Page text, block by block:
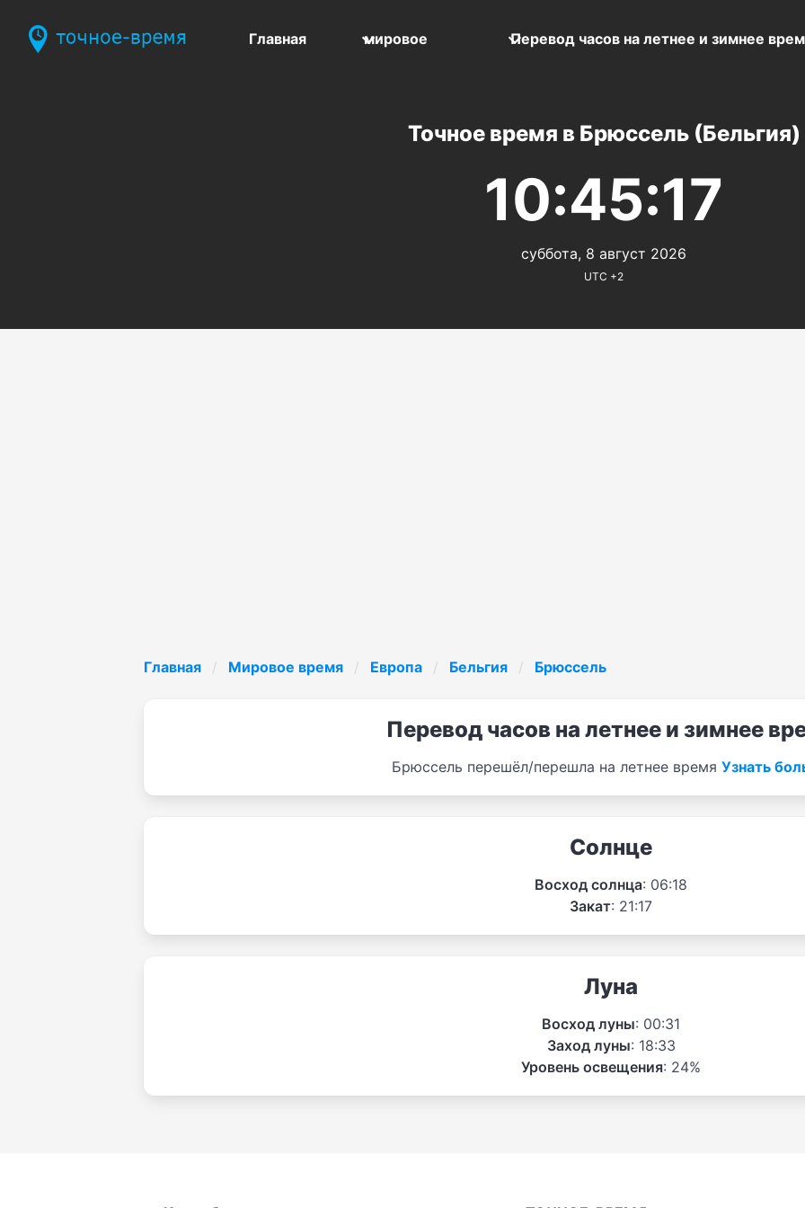
Главная мировое Перевод часов на летнее и зимнее
Точное время в Брюссель (Бельгия)
10:45:17
суббота, 8 август 2026
UTC +2
Главная Мировое время Европа Бельгия Брюссель
Перевод часов на летнее и зимнее
Брюссель перешёл/перешла на летнее время Узнать
Солнце
Восход солнца: 06:18
Закат: 21:17
Луна
Восход луны: 00:31
Заход луны: 18:33
Уровень освещения: 24%